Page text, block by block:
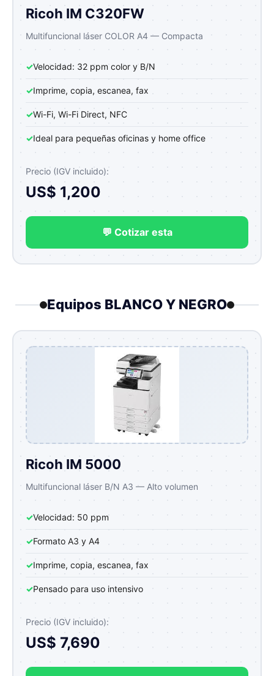
Ricoh IM C320FW
Multifuncional láser COLOR A4 — Compacta
✓Velocidad: 32 ppm color y B/N
✓Imprime, copia, escanea, fax
✓Wi-Fi, Wi-Fi Direct, NFC
✓Ideal para pequeñas oficinas y home office
Precio (IGV incluido):
US$ 1,200
💬 Cotizar esta
Equipos BLANCO Y NEGRO
Ricoh IM 5000
Multifuncional láser B/N A3 — Alto volumen
✓Velocidad: 50 ppm
✓Formato A3 y A4
✓Imprime, copia, escanea, fax
✓Pensado para uso intensivo
Precio (IGV incluido):
US$ 7,690